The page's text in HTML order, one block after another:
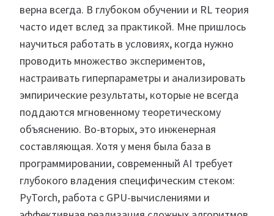
верна всегда. В глубоком обучении и RL теория
часто идет вслед за практикой. Мне пришлось
научиться работать в условиях, когда нужно
проводить множество экспериментов,
настраивать гиперпараметры и анализировать
эмпирические результаты, которые не всегда
поддаются мгновенному теоретическому
объяснению. Во-вторых, это инженерная
составляющая. Хотя у меня была база в
программировании, современный AI требует
глубокого владения специфическим стеком:
PyTorch, работа с GPU-вычислениями и